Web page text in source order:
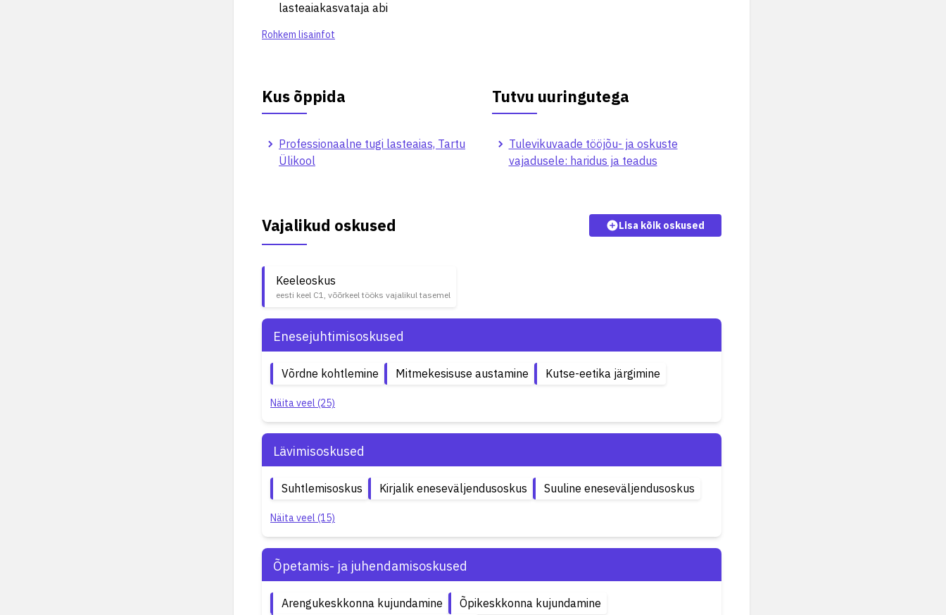
lasteaiakasvataja abi
Rohkem lisainfot
Kus õppida
Professionaalne tugi lasteaias, Tartu
Ülikool
Tutvu uuringutega
Tulevikuvaade tööjõu- ja oskuste
vajadusele: haridus ja teadus
Vajalikud oskused Lisa kõik oskused
Keeleoskus
eesti keel C1, võõrkeel tööks vajalikul tasemel
Enesejuhtimisoskused
Võrdne kohtlemine Mitmekesisuse austamine Kutse-eetika järgimine
Näita veel (25)
Lävimisoskused
Suhtlemisoskus Kirjalik eneseväljendusoskus Suuline eneseväljendusoskus
Näita veel (15)
Õpetamis- ja juhendamisoskused
Arengukeskkonna kujundamine
Õpikeskkonna kujundamine